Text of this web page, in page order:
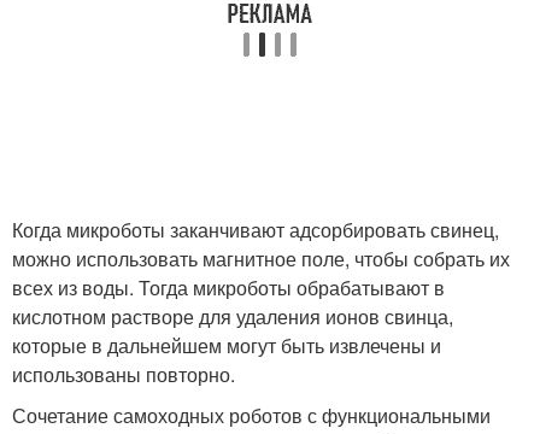
Когда микроботы заканчивают адсорбировать свинец,
можно использовать магнитное поле, чтобы собрать их
всех из воды. Тогда микроботы обрабатывают в
кислотном растворе для удаления ионов свинца,
которые в дальнейшем могут быть извлечены и
использованы повторно.
Сочетание самоходных роботов с функциональными